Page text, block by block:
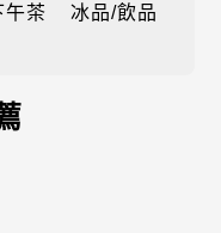
午茶
冰品/飲品